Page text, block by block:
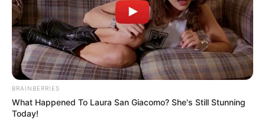
4 0
BRAINBERRIES
What Happened To Laura San Giacomo? She's Still Stunning
Today!